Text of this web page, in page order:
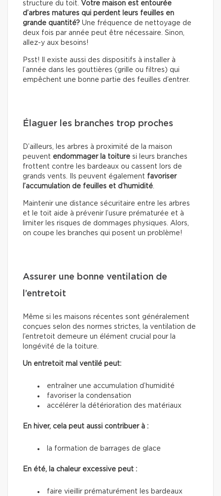
structure du toit. Votre maison est entourée
d’arbres matures qui perdent leurs feuilles en
grande quantité? Une fréquence de nettoyage de
deux fois par année peut être nécessaire. Sinon,
allez-y aux besoins!
Psst! Il existe aussi des dispositifs à installer à
l’année dans les gouttières (grille ou filtres) qui
empêchent une bonne partie des feuilles d’entrer.
Élaguer les branches trop proches
D’ailleurs, les arbres à proximité de la maison
peuvent endommager la toiture si leurs branches
frottent contre les bardeaux ou cassent lors de
grands vents. Ils peuvent également favoriser
l’accumulation de feuilles et d’humidité.
Maintenir une distance sécuritaire entre les arbres
et le toit aide à prévenir l’usure prématurée et à
limiter les risques de dommages physiques. Alors,
on coupe les branches qui posent un problème!
Assurer une bonne ventilation de
l’entretoit
Même si les maisons récentes sont généralement
conçues selon des normes strictes, la ventilation de
l’entretoit demeure un élément crucial pour la
longévité de la toiture.
Un entretoit mal ventilé peut:
entraîner une accumulation d’humidité
favoriser la condensation
accélérer la détérioration des matériaux
En hiver, cela peut aussi contribuer à :
la formation de barrages de glace
En été, la chaleur excessive peut :
faire vieillir prématurément les bardeaux